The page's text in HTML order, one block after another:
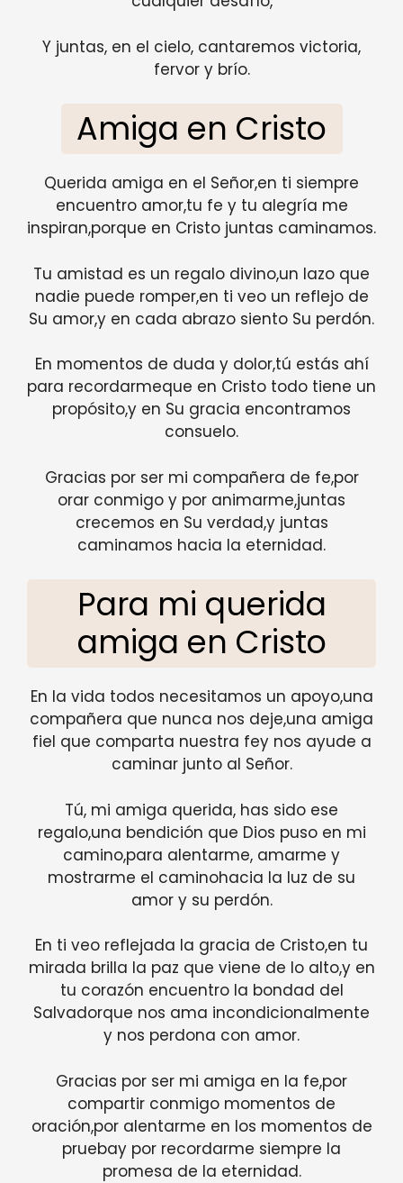
Y juntas, en el cielo, cantaremos victoria,
fervor y brío.
Amiga en Cristo
Querida amiga en el Señor,en ti siempre
encuentro amor,tu fe y tu alegría me
inspiran,porque en Cristo juntas caminamos.
Tu amistad es un regalo divino,un lazo que
nadie puede romper,en ti veo un reflejo de
Su amor,y en cada abrazo siento Su perdón.
En momentos de duda y dolor,tú estás ahí
para recordarmeque en Cristo todo tiene un
propósito,y en Su gracia encontramos
consuelo.
Gracias por ser mi compañera de fe,por
orar conmigo y por animarme,juntas
crecemos en Su verdad,y juntas
caminamos hacia la eternidad.
Para mi querida
amiga en Cristo
En la vida todos necesitamos un apoyo,una
compañera que nunca nos deje,una amiga
fiel que comparta nuestra fey nos ayude a
caminar junto al Señor.
Tú, mi amiga querida, has sido ese
regalo,una bendición que Dios puso en mi
camino,para alentarme, amarme y
mostrarme el caminohacia la luz de su
amor y su perdón.
En ti veo reflejada la gracia de Cristo,en tu
mirada brilla la paz que viene de lo alto,y en
tu corazón encuentro la bondad del
Salvadorque nos ama incondicionalmente
y nos perdona con amor.
Gracias por ser mi amiga en la fe,por
compartir conmigo momentos de
oración,por alentarme en los momentos de
pruebay por recordarme siempre la
promesa de la eternidad.